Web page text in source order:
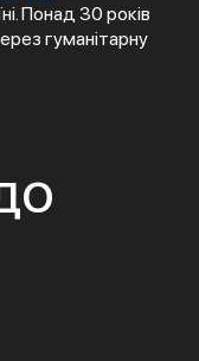
Понад 30 років
гуманітарну